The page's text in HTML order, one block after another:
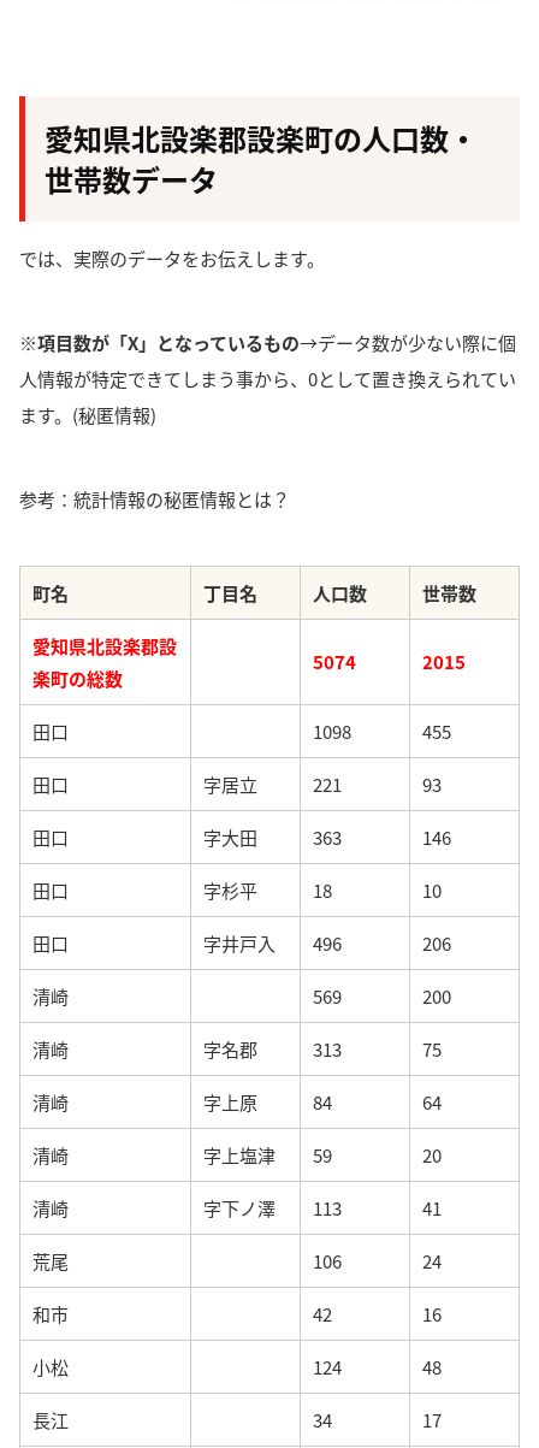
愛知県北設楽郡設楽町の人口数・
世帯数データ
では、実際のデータをお伝えします。
※項目数が「X」となっているもの→データ数が少ない際に個
人情報が特定できてしまう事から、0として置き換えられてい
ます。(秘匿情報)
参考：統計情報の秘匿情報とは？
町名 丁目名 人口数 世帯数
愛知県北設楽郡設
楽町の総数
5074 2015
田口 1098 455
田口 字居立 221 93
田口 字大田 363 146
田口 字杉平 18 10
田口 字井戸入 496 206
清崎 569 200
清崎 字名郡 313 75
清崎 字上原 84 64
清崎 字上塩津 59 20
清崎 字下ノ澤 113 41
荒尾 106 24
和市 42 16
小松 124 48
長江 34 17